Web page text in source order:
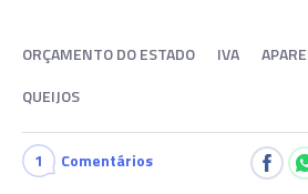
ORÇAMENTO DO ESTADO IVA
QUEIJOS
1 Comentários